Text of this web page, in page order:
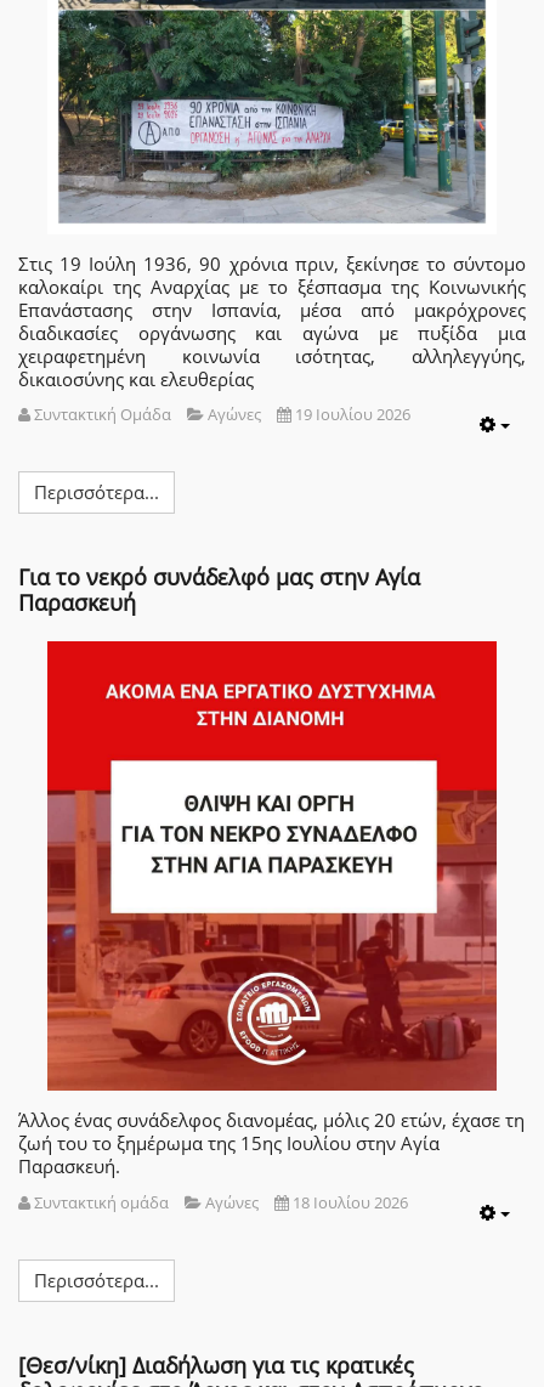
Στις 19 Ιούλη 1936, 90 χρόνια πριν, ξεκίνησε το σύντομο
καλοκαίρι της Αναρχίας με το ξέσπασμα της Κοινωνικής
Επανάστασης στην Ισπανία, μέσα από μακρόχρονες
διαδικασίες οργάνωσης και αγώνα με πυξίδα μια
χειραφετημένη κοινωνία ισότητας, αλληλεγγύης,
δικαιοσύνης και ελευθερίας
Συντακτική Ομάδα Αγώνες 19 Ιουλίου 2026
Περισσότερα...
Για το νεκρό συνάδελφό μας στην Αγία
Παρασκευή
Άλλος ένας συνάδελφος διανομέας, μόλις 20 ετών, έχασε τη
ζωή του το ξημέρωμα της 15ης Ιουλίου στην Αγία
Παρασκευή.
Συντακτική ομάδα Αγώνες 18 Ιουλίου 2026
Περισσότερα...
[Θεσ/νίκη] Διαδήλωση για τις κρατικές